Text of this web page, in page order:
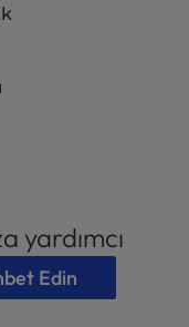
yardımcı
Edin